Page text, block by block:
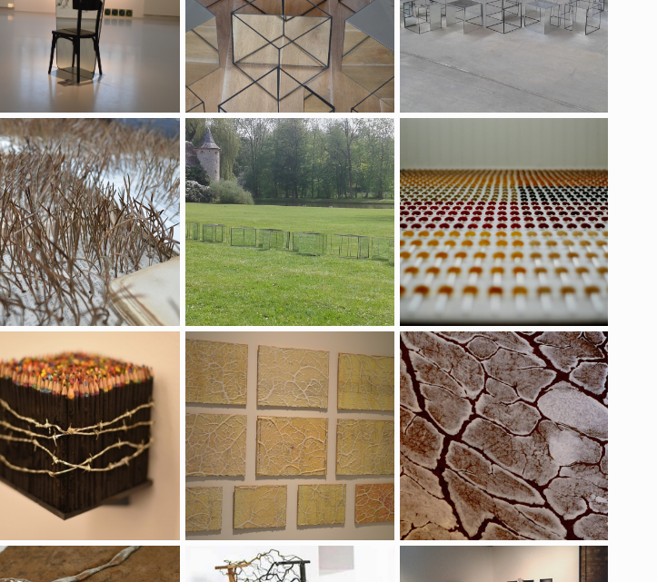
"LaboraTtoirs" BIennale "fenêtre sur mur" Thinking outside the box
"Désherbage" Réflexion La cuillère à grenade
15 au cube Espèces d'espaces Abattoirs